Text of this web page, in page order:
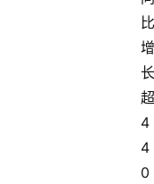
比
增
长
超
4
4
0